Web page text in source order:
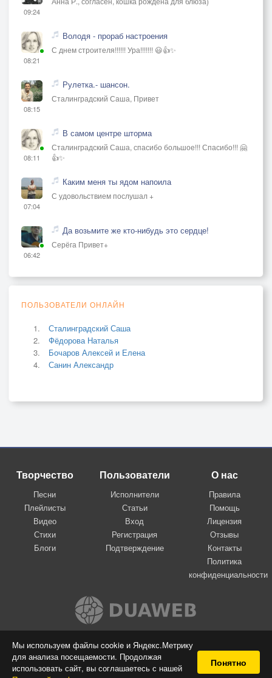
Мы используем файлы cookie и Яндекс.Метрику
для анализа посещаемости. Продолжая
использовать сайт, вы соглашаетесь с нашей
Понятно
09:24
08:21
Володя - прораб настроения
С днем строителя!!!!!! Ура!!!!!!! 😃👍✨
08:15
Рулетка.- шансон.
Сталинградский Саша, Привет
08:11
В самом центре шторма
Сталинградский Саша, спасибо большое!!! Спасибо!!! 🤗
👍✨
07:04
Каким меня ты ядом напоила
С удовольствием послушал +
06:42
Да возьмите же кто-нибудь это сердце!
Серёга Привет+
ПОЛЬЗОВАТЕЛИ ОНЛАЙН
Сталинградский Саша
Фёдорова Наталья
Бочаров Алексей и Елена
Санин Александр
Творчество
Песни
Плейлисты
Видео
Стихи
Блоги
Пользователи
Исполнители
Статьи
Вход
Регистрация
Подтверждение
О нас
Правила
Помощь
Лицензия
Отзывы
Контакты
Политика
конфиденциальности
Вконтакте
© 2009-2026 Я-пою
Музыкальный сайт самовыражения